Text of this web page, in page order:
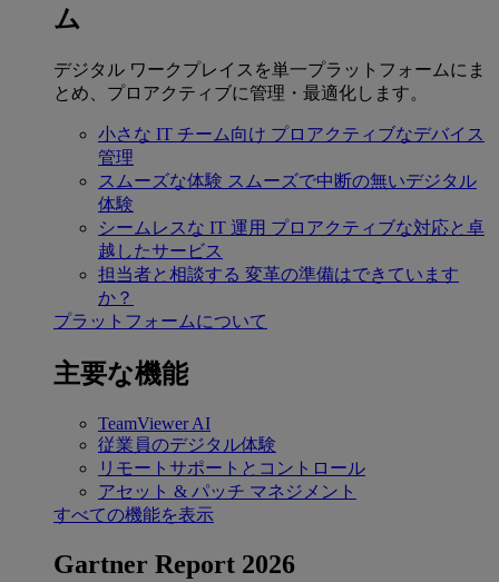
ム
デジタル ワークプレイスを単一プラットフォームにま
とめ、プロアクティブに管理・最適化します。
小さな IT チーム向け プロアクティブなデバイス
管理
スムーズな体験 スムーズで中断の無いデジタル
体験
シームレスな IT 運用 プロアクティブな対応と卓
越したサービス
担当者と相談する 変革の準備はできています
か？
プラットフォームについて
主要な機能
TeamViewer AI
従業員のデジタル体験
リモートサポートとコントロール
アセット & パッチ マネジメント
すべての機能を表示
Gartner Report 2026